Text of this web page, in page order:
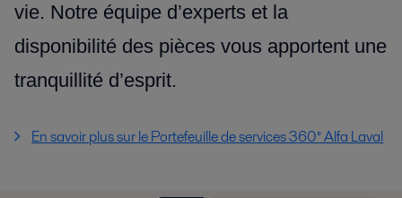
vie. Notre équipe d’experts et la
disponibilité des pièces vous apportent une
tranquillité d’esprit.
En savoir plus sur le Portefeuille de services 360° Alfa Laval